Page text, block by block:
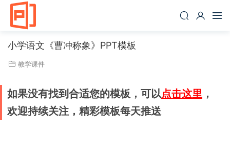
小学语文《曹冲称象》PPT模板
教学课件
如果没有找到合适您的模板，可以点击这里 ，
欢迎持续关注，精彩模板每天推送